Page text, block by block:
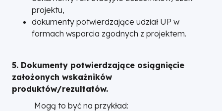
projektu,
dokumenty potwierdzające udział UP w
formach wsparcia zgodnych z projektem.
5. Dokumenty potwierdzające osiągnięcie
założonych wskaźników
produktów/rezultatów.
Mogą to być na przykład: